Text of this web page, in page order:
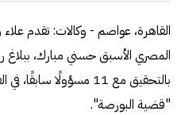
القاهرة، عواصم - وكالات: تقدم
المصري الأسبق حسني مبارك، ببلاغ
بالتحقيق مع 11 مسؤولًا
"قضية البورصة".